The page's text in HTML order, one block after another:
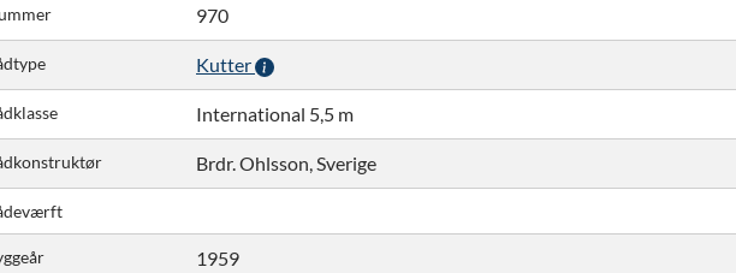
970
Kutter
International 5,5 m
Brdr. Ohlsson, Sverige
1959